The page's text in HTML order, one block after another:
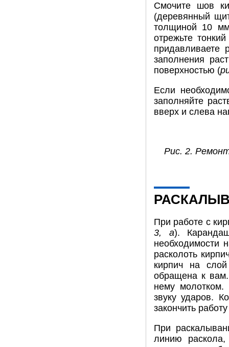
Смочите шов
(деревянный
толщиной 10
отрежьте
придавливаете
заполнения
поверхностью (
Если
заполняйте
вверх и слева
Рис. 2.
При работе с
3, а).
необходимости
расколоть
кирпич на
обращена к
нему молотком.
звуку ударов.
закончить
При
линию